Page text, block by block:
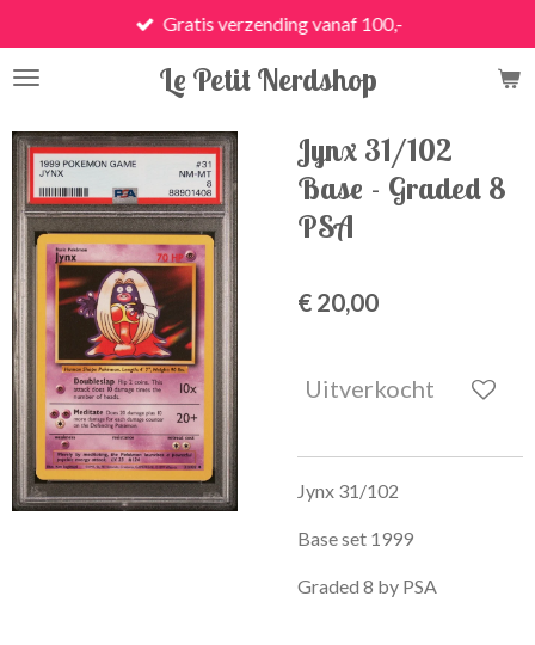
direct
naar
hoofdinhoud
Le Petit Nerdshop
Gratis verzending vanaf 100,-
Jynx 31/102
Base - Graded 8
PSA
€ 20,00
Uitverkocht
Jynx 31/102
Base set 1999
Graded 8 by PSA